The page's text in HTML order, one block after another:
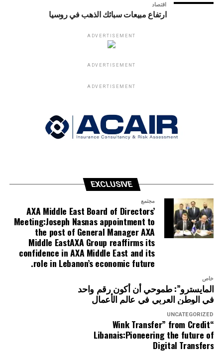
اقتصاد
ارتفاع مبيعات سبائك الذهب في روسيا
ADVERTISEMENT
ADVERTISEMENT
ADVERTISEMENT
EXCLUSIVE
مجتمع
AXA Middle East Board of Directors’
Meeting:Joseph Nasnas appointment to
the post of General Manager AXA
Middle EastAXA Group reaffirms its
confidence in AXA Middle East and its
role in Lebanon’s economic future.
خاص
المايسترو”: طموحي أن أكون رقم واحد
في الوطن العربي في عالم الأعمال
UNCATEGORIZED
“Wink Transfer” from Credit
Libanais:Pioneering the future of
Digital Transfers